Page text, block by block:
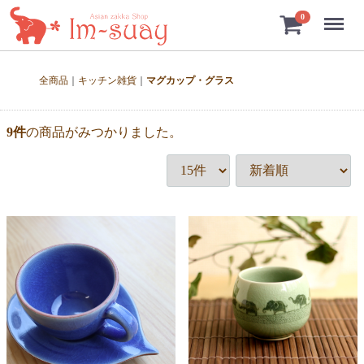
0 Menu
全商品 キッチン雑貨 マグカップ・グラス
9件の商品がみつかりました。